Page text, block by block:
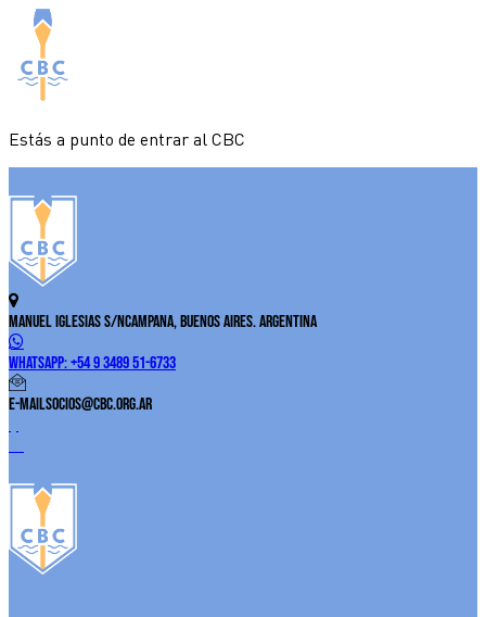
Estás a punto de entrar al CBC
Manuel Iglesias S/NCampana, Buenos Aires. Argentina
WhatsApp:+54 9 3489 51-6733
E-Mailsocios@cbc.org.ar